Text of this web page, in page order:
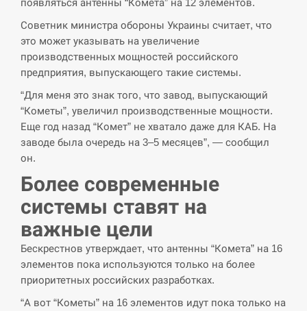
СЕРПЕНЬ
12:53
США обсуждают лицензии на Patriot для
Украины, несмотря на сомнения…
СЕРПЕНЬ
Латвія готова направити до 20 військових для
розблокування Ормузької протоки
СЕРПЕНЬ
12:23
Силы обороны поразили российскую
СЕРПЕНЬ
У США зафіксували рекордний спалах
циклоспорозу, захворіли понад 10 тисяч…
Советник министра обороны Украины считает, что
это может указывать на увеличение
производственных мощностей российского
предприятия, выпускающего такие системы.
“Для меня это знак того, что завод, выпускающий
“Кометы”, увеличил производственные мощности.
Еще год назад “Комет” не хватало даже для КАБ. На
заводе была очередь на 3–5 месяцев”, — сообщил
он.
Более современные
системы ставят на
важные цели
Бескрестнов утверждает, что антенны “Комета” на 16
элементов пока используются только на более
приоритетных российских разработках.
“А вот “Кометы” на 16 элементов идут пока только на